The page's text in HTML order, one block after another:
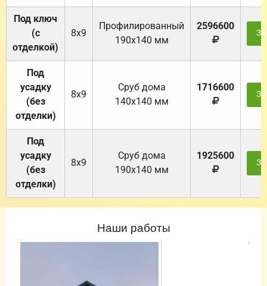
Под ключ
(с
отделкой)
8х9
Профилированный
190х140 мм
2596600
Под
усадку
(без
отделки)
8х9
Cруб дома
140х140 мм
1716600
Под
усадку
(без
отделки)
8х9
Cруб дома
190х140 мм
1925600
Наши работы